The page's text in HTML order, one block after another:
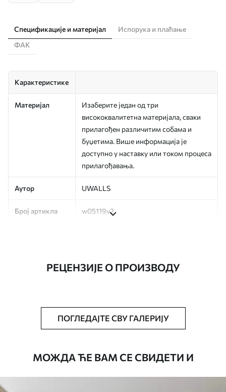
Спецификације и материјал
Испорука и плаћање
ФАК
Карактеристике
Материјал
Изаберите један од три
висококвалитетна материјала, сваки
прилагођен различитим собама и
буџетима. Више информација је
доступно у наставку или током процеса
прилагођавања.
Аутор UWALLS
Број артикла w05119v2
Тапета се може нежно очистити меким
сунђером. Позадине са завршном
водом.
РЕЦЕНЗИЈЕ О ПРОИЗВОДУ
ПОГЛЕДАЈТЕ СВУ ГАЛЕРИЈУ
МОЖДА ЋЕ ВАМ СЕ СВИДЕТИ И